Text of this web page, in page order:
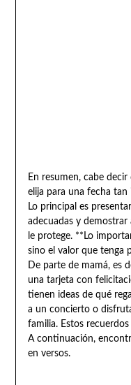
En resumen, cabe
elija para una fecha
Lo principal es
adecuadas y
le protege. **Lo
sino el valor que tenga
De parte de mamá, es
una tarjeta con
tienen ideas de qué
a un concierto o
familia. Estos
A continuación,
en versos.